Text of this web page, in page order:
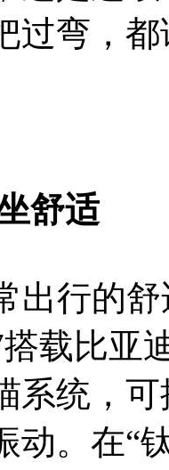
过弯，
舒适
行的舒
载比亚
系统，
动。在“